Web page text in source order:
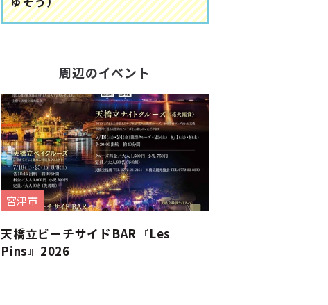
周辺のイベント
宮津市
天橋立ビーチサイドBAR『Les
Pins』2026